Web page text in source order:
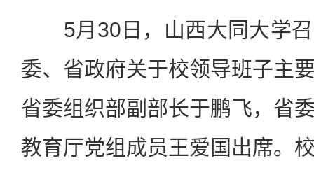
5月30日，山西大同大学召
委、省政府关于校领导班子主
省委组织部副部长于鹏飞，省
教育厅党组成员王爱国出席。